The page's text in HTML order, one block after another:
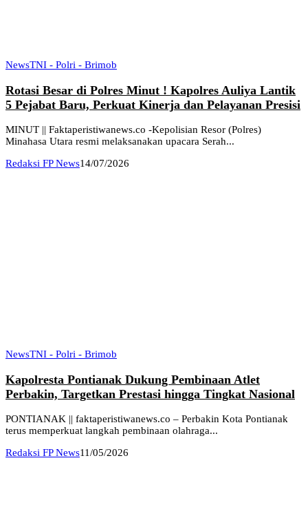
NewsTNI - Polri - Brimob
Rotasi Besar di Polres Minut ! Kapolres Auliya Lantik
5 Pejabat Baru, Perkuat Kinerja dan Pelayanan Presisi
MINUT || Faktaperistiwanews.co -Kepolisian Resor (Polres)
Minahasa Utara resmi melaksanakan upacara Serah...
Redaksi FP News14/07/2026
NewsTNI - Polri - Brimob
Kapolresta Pontianak Dukung Pembinaan Atlet
Perbakin, Targetkan Prestasi hingga Tingkat Nasional
PONTIANAK || faktaperistiwanews.co – Perbakin Kota Pontianak
terus memperkuat langkah pembinaan olahraga...
Redaksi FP News11/05/2026